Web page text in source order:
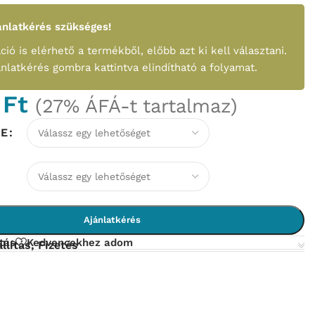
szükséges!
is elérhető a termékből, előbb azt ki kell választani.
gombra kattintva elindítható a folyamat.
Ft (27% ÁFÁ-t tartalmaz)
Ajánlatkérés
Kedvencekhez adom
Fizetés